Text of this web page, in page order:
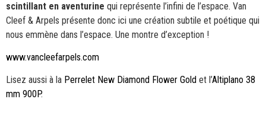
scintillant en aventurine qui représente l’infini de l’espace. Van
Cleef & Arpels présente donc ici une création subtile et poétique qui
nous emmène dans l’espace. Une montre d’exception !
www.vancleefarpels.com
Lisez aussi à la Perrelet New Diamond Flower Gold et l’Altiplano 38
mm 900P.